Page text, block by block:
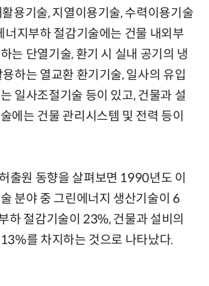
용기술, 지열이용기술, 수력이용기술
너지부하 절감기술에는 건물 내외부
는 단열기술, 환기 시 실내 공기의 냉
하는 열교환 환기기술, 일사의 유입
일사조절기술 등이 있고, 건물과 설
에는 건물 관리시스템 및 전력 등이
출원 동향을 살펴보면 1990년도 이
분야 중 그린에너지 생산기술이 6
하 절감기술이 23%, 건물과 설비의
를 차지하는 것으로 나타났다.